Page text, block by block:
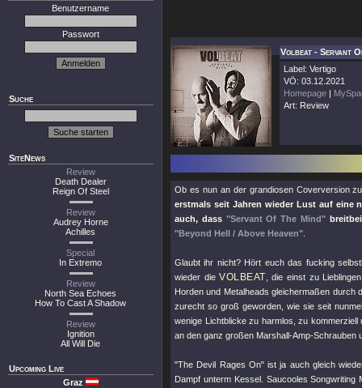
Benutzername
Passwort
Suche
SiteNews
Review
Death Dealer
Reign Of Steel
Review
Audrey Horne
Achilles
Special
In Extremo
Review
North Sea Echoes
How To Cast A Shadow
Review
Ignition
All Will Die
Upcoming Live
Graz
Volbeat - Servant
Label: Vertigo
VÖ: 03.12.2021
Homepage |
Art: Review
Ob es nun an der grandiosen Coverversion
erstmals seit Jahren wieder Lust auf eine
auch, dass "Servant Of The Mind"
"Beyond Hell / Above Heaven"
Glaubt ihr nicht? Hört euch das fucking
wieder dieVOLBEAT , die einst zu
Horden und Metalheads gleichermaßen
zurecht so groß geworden, wie sie seit
wenige Lichtblicke zu harmlos, zu
an den ganz großen Marshall-Amp-
"The Devil Rages On"ist ja auch gleich
Dampf unterm Kessel. Saucooles